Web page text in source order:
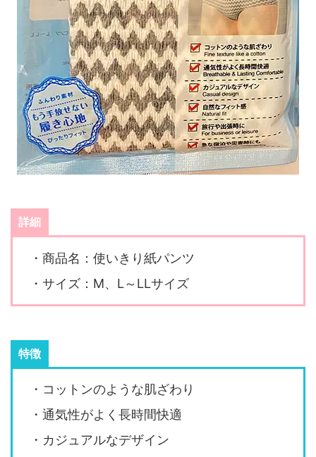
詳細
・商品名：使いきり紙パンツ
・サイズ：M、L～LLサイズ
特徴
・コットンのような肌ざわり
・通気性がよく長時間快適
・カジュアルなデザイン